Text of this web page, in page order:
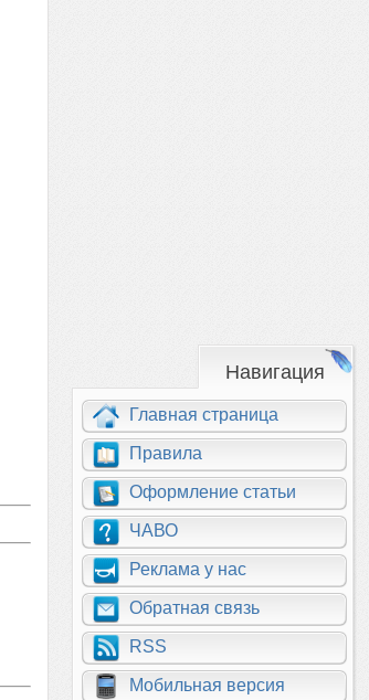
Навигация
Главная страница
Правила
Оформление статьи
ЧАВО
Реклама у нас
Обратная связь
RSS
Мобильная версия